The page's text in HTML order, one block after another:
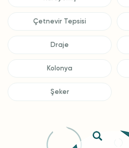
Çetnevir Tepsisi
Draje
Kolonya
Şeker